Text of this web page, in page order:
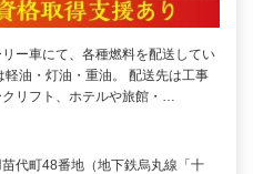
ー車にて、各種燃料を配送してい
油・灯油・重油。 配送先は工事
リフト、ホテルや旅館・…
代町48番地（地下鉄烏丸線「十